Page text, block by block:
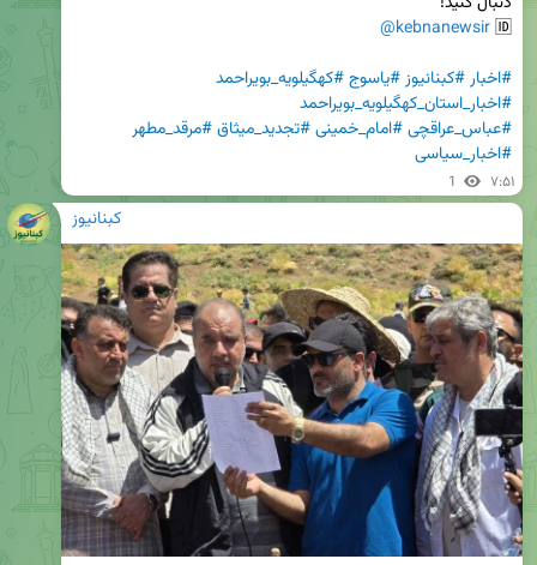
🆔
@kebnanewsir
#اخبار#کبنانیوز#یاسوج#کهگیلویه_بویراحمد
#اخبار_استان_کهگیلویه_بویراحمد
#عباس_عراقچی#امام_خمینی#تجدید_میثاق#مرقد_مطهر
#اخبار_سیاسی
1 ۷:۵۱
کبنانیوز